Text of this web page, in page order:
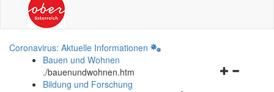
Coronavirus: Aktuelle Informationen
Bauen und Wohnen
./bauenundwohnen.htm
Bildung und Forschung